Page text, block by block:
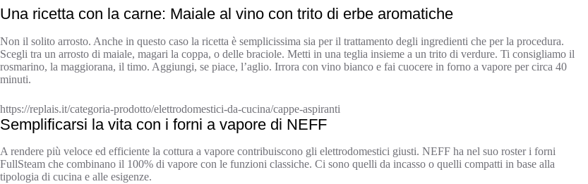
Una ricetta con la carne: Maiale al vino con trito di erbe aromatiche
Non il solito arrosto. Anche in questo caso la ricetta è semplicissima sia per il trattamento degli ingredienti che per la procedura.
Scegli tra un arrosto di maiale, magari la coppa, o delle braciole. Metti in una teglia insieme a un trito di verdure. Ti consigliamo il
rosmarino, la maggiorana, il timo. Aggiungi, se piace, l’aglio. Irrora con vino bianco e fai cuocere in forno a vapore per circa 40
minuti.
https://replais.it/categoria-prodotto/elettrodomestici-da-cucina/cappe-aspiranti
Semplificarsi la vita con i forni a vapore di NEFF
A rendere più veloce ed efficiente la cottura a vapore contribuiscono gli elettrodomestici giusti. NEFF ha nel suo roster i forni
FullSteam che combinano il 100% di vapore con le funzioni classiche. Ci sono quelli da incasso o quelli compatti in base alla
tipologia di cucina e alle esigenze.